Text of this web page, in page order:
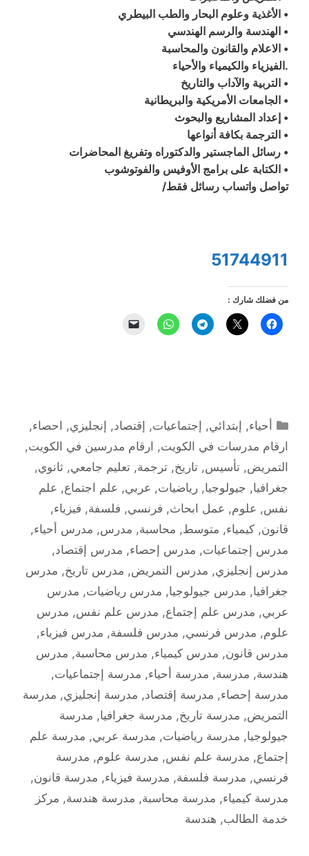
• الأغذية وعلوم البحار والطب البيطري
• الهندسة والرسم الهندسي
• الاعلام والقانون والمحاسبة
.الفيزياء والكيمياء والأحياء
• التربية والآداب والتاريخ
• الجامعات الأمريكية والبريطانية
• إعداد المشاريع والبحوث
• الترجمة بكافة أنواعها
• رسائل الماجستير والدكتوراه وتفريغ المحاضرات
• الكتابة على برامج الأوفيس والفوتوشوب
تواصل واتساب رسائل فقط/
51744911
من فضلك شارك :
التصنيفات
أحياء, إبتدائي, إجتماعيات, إقتصاد, إنجليزي, احصاء,
ارقام مدرسات في الكويت, ارقام مدرسين في الكويت,
التمريض, تأسيس, تاريخ, ترجمة, تعليم جامعي, ثانوي,
جغرافيا, جيولوجيا, رياضيات, عربي, علم اجتماع, علم
نفس, علوم, عمل ابحاث, فرنسي, فلسفة, فيزياء,
قانون, كيمياء, متوسط, محاسبة, مدرس, مدرس أحياء,
مدرس إجتماعيات, مدرس إحصاء, مدرس إقتصاد,
مدرس إنجليزي, مدرس التمريض, مدرس تاريخ, مدرس
جغرافيا, مدرس جيولوجيا, مدرس رياضيات, مدرس
عربي, مدرس علم إجتماع, مدرس علم نفس, مدرس
علوم, مدرس فرنسي, مدرس فلسفة, مدرس فيزياء,
مدرس قانون, مدرس كيمياء, مدرس محاسبة, مدرس
هندسة, مدرسة, مدرسة أحياء, مدرسة إجتماعيات,
مدرسة إحصاء, مدرسة إقتصاد, مدرسة إنجليزي, مدرسة
التمريض, مدرسة تاريخ, مدرسة جغرافيا, مدرسة
جيولوجيا, مدرسة رياضيات, مدرسة عربي, مدرسة علم
إجتماع, مدرسة علم نفس, مدرسة علوم, مدرسة
فرنسي, مدرسة فلسفة, مدرسة فيزياء, مدرسة قانون,
مدرسة كيمياء, مدرسة محاسبة, مدرسة هندسة, مركز
خدمة الطالب, هندسة